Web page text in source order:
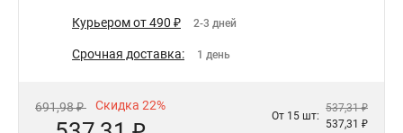
Курьером от 490 ₽ 2-3 дней
Срочная доставка: 1 день
691,98 ₽ Скидка 22%
От 15 шт:
537,31 ₽
537,31 ₽